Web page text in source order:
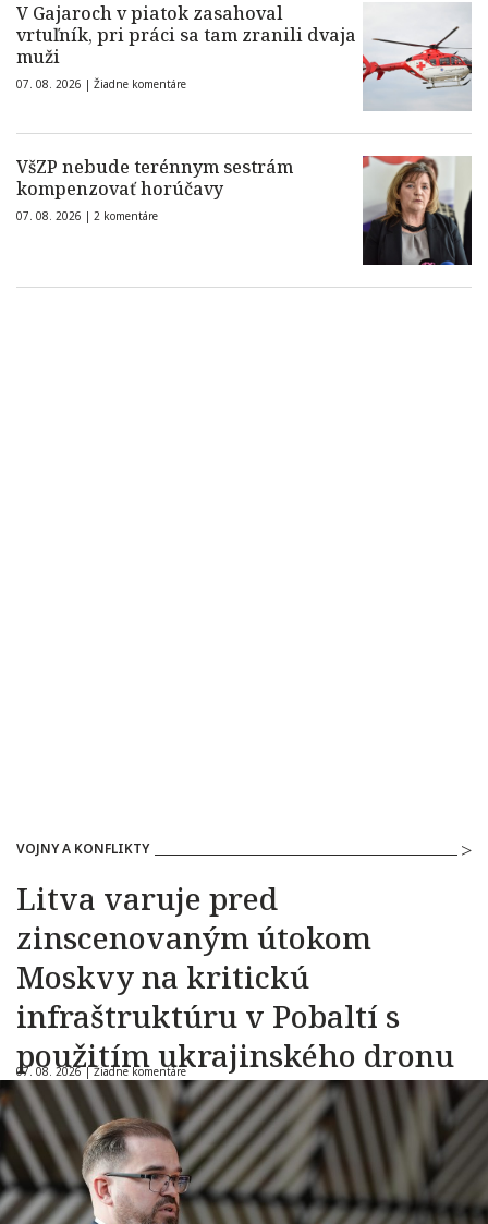
V Gajaroch v piatok zasahoval
vrtuľník, pri práci sa tam zranili dvaja
muži
07. 08. 2026 | Žiadne komentáre
VšZP nebude terénnym sestrám
kompenzovať horúčavy
07. 08. 2026 | 2 komentáre
VOJNY A KONFLIKTY
Litva varuje pred
zinscenovaným útokom
Moskvy na kritickú
infraštruktúru v Pobaltí s
použitím ukrajinského dronu
07. 08. 2026 |Žiadne komentáre